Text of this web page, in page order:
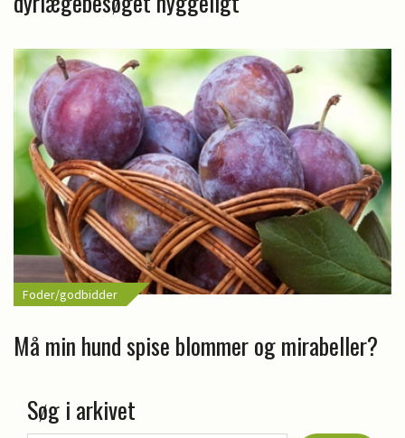
Foder/godbidder
Må min hund spise blommer og mirabeller?
Søg i arkivet